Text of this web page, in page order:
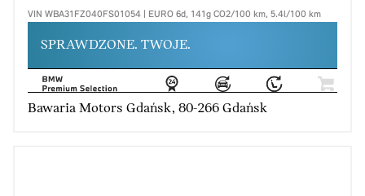
VIN WBA31FZ040FS01054 | EURO 6d, 141g CO2/100 km, 5.4l/100 km
SPRAWDZONE. TWOJE.
Bawaria Motors Gdańsk, 80-266 Gdańsk